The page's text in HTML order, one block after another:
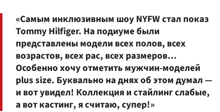
«Самым инклюзивным шоу NYFW стал показ
Tommy Hilfiger. На подиуме были
представлены модели всех полов, всех
возрастов, всех рас, всех размеров…
Особенно хочу отметить мужчин-моделей
plus size. Буквально на днях об этом думал —
и вот увидел! Коллекция и стайлинг слабые,
а вот кастинг, я считаю, супер!»